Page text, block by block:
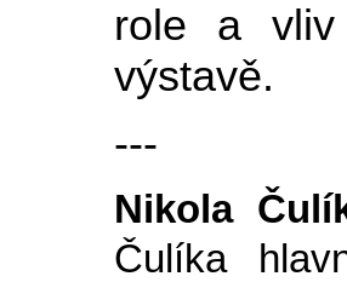
role a vliv
výstavě.
---
Nikola
Čulíka